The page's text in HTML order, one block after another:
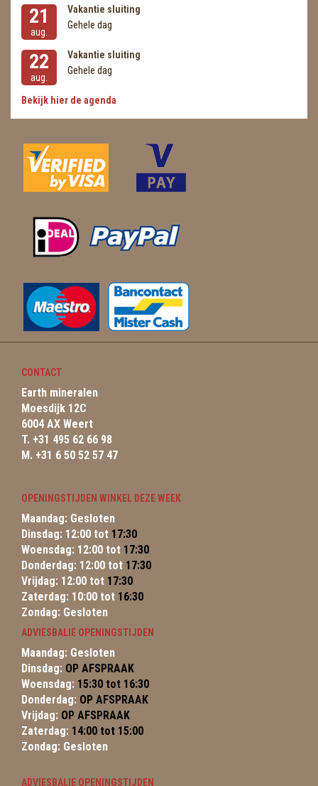
21
aug.
Vakantie sluiting
Gehele dag
22
aug.
Vakantie sluiting
Gehele dag
Bekijk hier de agenda
CONTACT
Earth mineralen
Moesdijk 12C
6004 AX Weert
T. +31 495 62 66 98
M. +31 6 50 52 57 47
OPENINGSTIJDEN WINKEL DEZE WEEK
Maandag: Gesloten
Dinsdag: 12:00 tot 17:30
Woensdag: 12:00 tot 17:30
Donderdag: 12:00 tot 17:30
Vrijdag: 12:00 tot 17:30
Zaterdag: 10:00 tot 16:30
Zondag: Gesloten
ADVIESBALIE OPENINGSTIJDEN
Maandag: Gesloten
Dinsdag: OP AFSPRAAK
Woensdag: 15:30 tot 16:30
Donderdag: OP AFSPRAAK
Vrijdag: OP AFSPRAAK
Zaterdag: 14:00 tot 15:00
Zondag: Gesloten
ADVIESBALIE OPENINGSTIJDEN